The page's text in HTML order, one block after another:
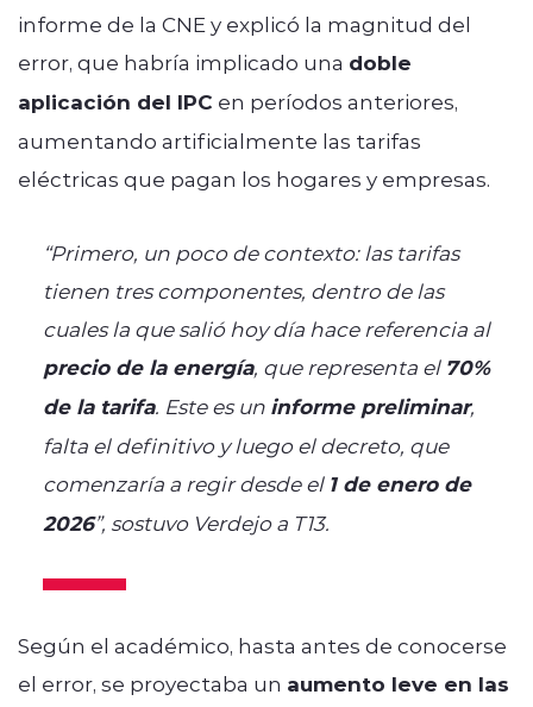
informe de la CNE y explicó la magnitud del
error, que habría implicado una doble
aplicación del IPC en períodos anteriores,
aumentando artificialmente las tarifas
eléctricas que pagan los hogares y empresas.
“Primero, un poco de contexto: las tarifas
tienen tres componentes, dentro de las
cuales la que salió hoy día hace referencia al
precio de la energía, que representa el 70%
de la tarifa. Este es un informe preliminar,
falta el definitivo y luego el decreto, que
comenzaría a regir desde el 1 de enero de
2026”, sostuvo Verdejo a T13.
Según el académico, hasta antes de conocerse
el error, se proyectaba un aumento leve en las